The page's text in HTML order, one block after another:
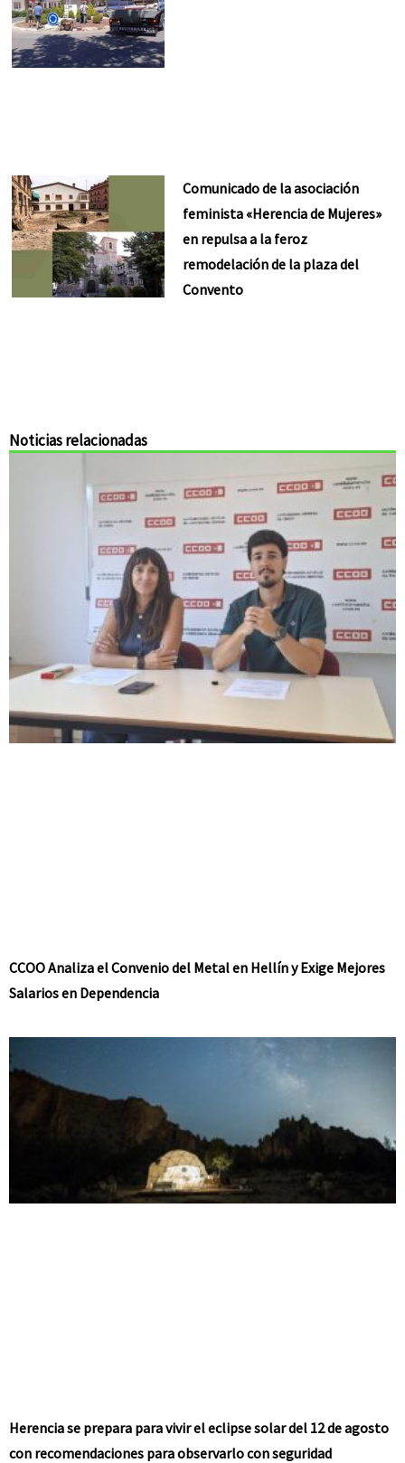
Comunicado de la asociación
feminista «Herencia de Mujeres»
en repulsa a la feroz
remodelación de la plaza del
Convento
Noticias relacionadas
CCOO Analiza el Convenio del Metal en Hellín y Exige Mejores
Salarios en Dependencia
Herencia se prepara para vivir el eclipse solar del 12 de agosto
con recomendaciones para observarlo con seguridad